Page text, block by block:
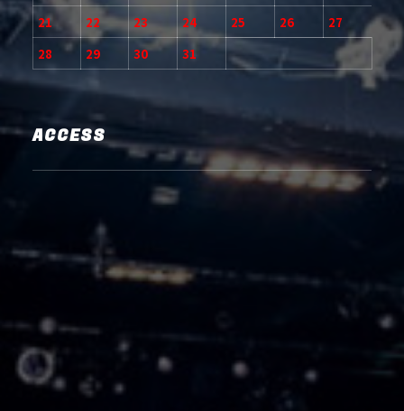
21
22 23 24 25 26
27
28
29 30 31
ACCESS